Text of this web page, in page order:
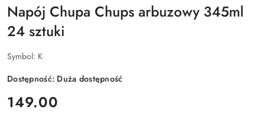
Napój Chupa Chups arbuzowy 345ml
24 sztuki
Symbol: K
Dostępność: Duża dostępność
cena:
149.00